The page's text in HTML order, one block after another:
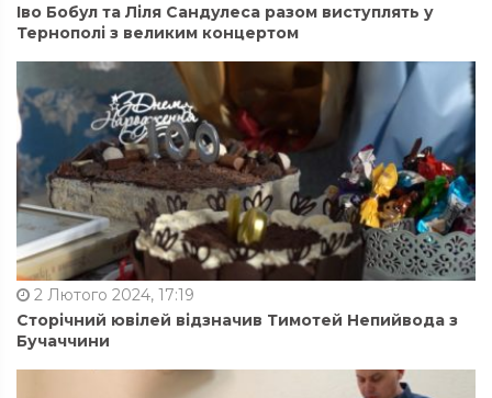
Іво Бобул та Ліля Сандулеса разом виступлять у
Тернополі з великим концертом
2 Лютого 2024, 17:19
Сторічний ювілей відзначив Тимотей Непийвода з
Бучаччини